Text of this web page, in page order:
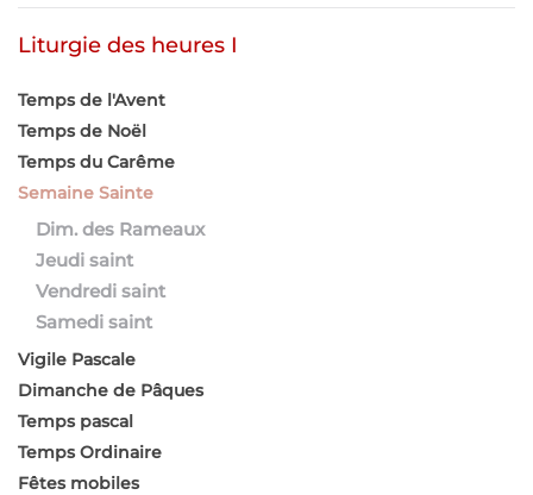
Liturgie des heures I
Temps de l'Avent
Temps de Noël
Temps du Carême
Semaine Sainte
Dim. des Rameaux
Jeudi saint
Vendredi saint
Samedi saint
Vigile Pascale
Dimanche de Pâques
Temps pascal
Temps Ordinaire
Fêtes mobiles